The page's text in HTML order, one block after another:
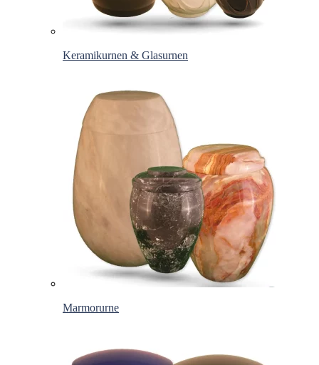
Keramikurnen & Glasurnen
Marmorurne